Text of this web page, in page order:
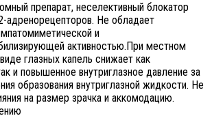
препарат, неселективный блокатор
адренорецепторов. Не обладает
и
активностью.При местном
глазных капель снижает как
и повышенное внутриглазное давление за
образования внутриглазной жидкости. Не
на размер зрачка и аккомодацию.